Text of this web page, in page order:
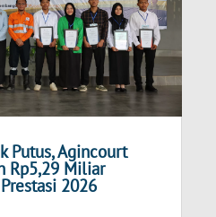
Putus, Agincourt
Rp5,29 Miliar
2026